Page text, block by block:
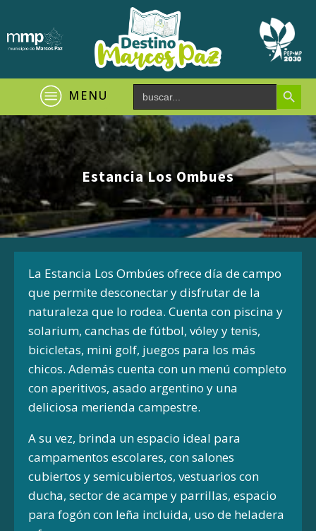
MENU Search
for:
Search Button
Estancia Los Ombues
La Estancia Los Ombúes ofrece día de campo
que permite desconectar y disfrutar de la
naturaleza que lo rodea. Cuenta con piscina y
solarium, canchas de fútbol, vóley y tenis,
bicicletas, mini golf, juegos para los más
chicos. Además cuenta con un menú completo
con aperitivos, asado argentino y una
deliciosa merienda campestre.
A su vez, brinda un espacio ideal para
campamentos escolares, con salones
cubiertos y semicubiertos, vestuarios con
ducha, sector de acampe y parrillas, espacio
para fogón con leña incluida, uso de heladera